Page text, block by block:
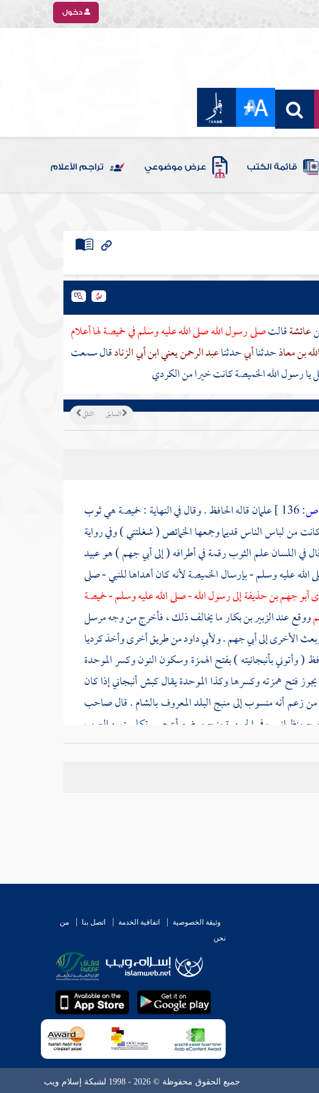
دخول
قائمة الكتب عرض موضوعي تراجم الأعلام
عائشةقالتصلى رسول الله صلى الله عليه وسلم في خميصة لها أعلام
بن معاذحدثناأبيحدثناعبد الرحمن يعني ابن أبي الزنادقال سمعت
يا رسول الله الخميصة كانت خيرا من الكردي
التالي السابق
ص:136 ]
علمان قاله الحافظ . وقال في النهاية : خميصة هي ثوب
من لباس الناس قديما وجمعها الخمائص ( شغلتني ) وفي رواية
في اللسان علم الثوب رقمة في أطرافه ( إلىأبي جهم) هو عبيد
عليه وسلم - بإرسال الخميصة لأنه كان أهداها للنبي - صلى
أبو جهم بن حذيفةإلى رسول الله - صلى الله عليه وسلم - خميصة
ووقع عندالزبير بن بكارما يخالف ذلك ، فأخرج من وجه مرسل
الأخرى إلىأبي جهم.ولأبي داودمن طريق أخرى وأخذ كرديا
وأتوني بأنبجانيته ) بفتح الهمزة وسكون النون وكسر الموحدة
يجوز فتح همزته وكسرها وكذا الموحدة يقال كبش أنبجاني إذا كان
زعم أنه منسوب إلى منبج البلد المعروف بالشام . قال صاحب
منظراني . وفي الجمهرة منبج موضع أعجمي تكلمت به العرب
وإنما يقال منبجاني قال وهذا مما تخطئ فيه العامة ، وتعقبهأبو
أعلم . قاله الحافظ . قال
وثيقة الخصوصية اتفاقية الخدمة اتصل بنا
من
نحن
جميع الحقوق محفوظة © 2026 - 1998 لشبكة إسلام ويب